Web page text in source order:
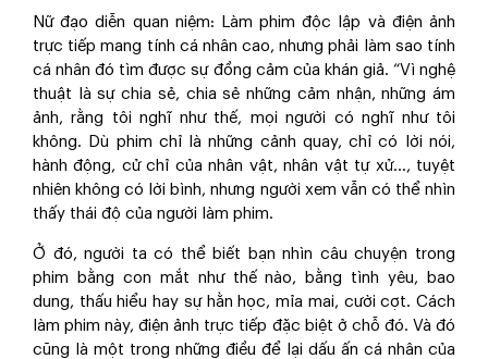
Nữ đạo diễn quan niệm: Làm phim độc lập và điện ảnh
trực tiếp mang tính cá nhân cao, nhưng phải làm sao tính
cá nhân đó tìm được sự đồng cảm của khán giả. “Vì nghệ
thuật là sự chia sẻ, chia sẻ những cảm nhận, những ám
ảnh, rằng tôi nghĩ như thế, mọi người có nghĩ như tôi
không. Dù phim chỉ là những cảnh quay, chỉ có lời nói,
hành động, cử chỉ của nhân vật, nhân vật tự xử…, tuyệt
nhiên không có lời bình, nhưng người xem vẫn có thể nhìn
thấy thái độ của người làm phim.
Ở đó, người ta có thể biết bạn nhìn câu chuyện trong
phim bằng con mắt như thế nào, bằng tình yêu, bao
dung, thấu hiểu hay sự hằn học, mỉa mai, cười cợt. Cách
làm phim này, điện ảnh trực tiếp đặc biệt ở chỗ đó. Và đó
cũng là một trong những điều để lại dấu ấn cá nhân của